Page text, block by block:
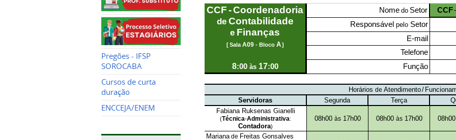
Pregões - IFSP
SOROCABA
Cursos de curta
duração
ENCCEJA/ENEM